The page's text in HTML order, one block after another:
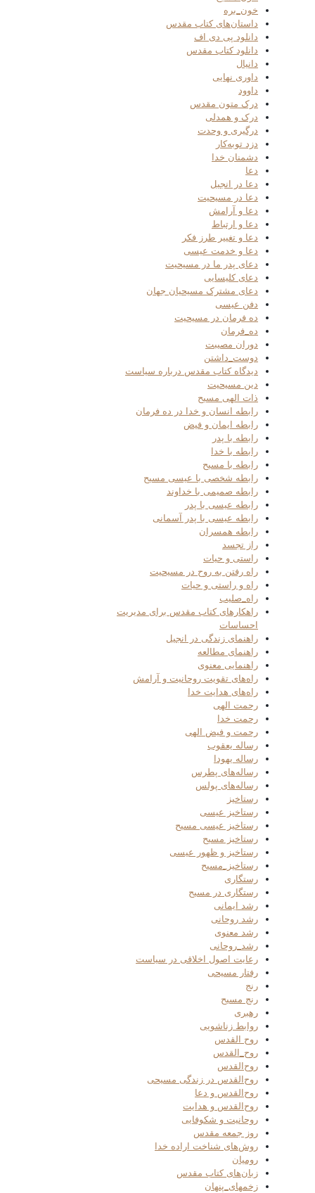
خون_بره
داستان‌های کتاب مقدس
دانلود پی دی اف
دانلود کتاب مقدس
دانیال
داوری نهایی
داوود
درک متون مقدس
درک و همدلی
درگیری و وحدت
دزد توبه‌کار
دشمنان خدا
دعا
دعا در انجیل
دعا در مسیحیت
دعا و آرامش
دعا و ارتباط
دعا و تغییر طرز فکر
دعا و خدمت عیسی
دعای پدر ما در مسیحیت
دعای کلیسایی
دعای مشترک مسیحیان جهان
دفن عیسی
ده فرمان در مسیحیت
ده_فرمان
دوران مصیبت
دوست_داشتن
دیدگاه کتاب مقدس درباره سیاست
دین مسیحیت
ذات الهی مسیح
رابطه انسان و خدا در ده فرمان
رابطه ایمان و فیض
رابطه با پدر
رابطه با خدا
رابطه با مسیح
رابطه شخصی با عیسی مسیح
رابطه صمیمی با خداوند
رابطه عیسی با پدر
رابطه عیسی با پدر آسمانی
رابطه همسران
راز تجسد
راستی و حیات
راه رفتن به روح در مسیحیت
راه و راستی و حیات
راه_صلیب
راهکارهای کتاب مقدس برای مدیریت
احساسات
راهنمای زندگی در انجیل
راهنمای مطالعه
راهنمایی معنوی
راه‌های تقویت روحانیت و آرامش
راه‌های هدایت خدا
رحمت الهی
رحمت خدا
رحمت و فیض الهی
رساله یعقوب
رساله یهودا
رساله‌های پطرس
رساله‌های پولس
رستاخیز
رستاخیز عیسی
رستاخیز عیسی مسیح
رستاخیز مسیح
رستاخیز و ظهور عیسی
رستاخیز_مسیح
رستگاری
رستگاری در مسیح
رشد ایمانی
رشد روحانی
رشد معنوی
رشد_روحانی
رعایت اصول اخلاقی در سیاست
رفتار مسیحی
رنج
رنج مسیح
رهبری
روابط زناشویی
روح القدس
روح_القدس
روح‌القدس
روح‌القدس در زندگی مسیحی
روح‌القدس و دعا
روح‌القدس و هدایت
روحانیت و شکوفایی
روز جمعه مقدس
روش‌های شناخت اراده خدا
رومیان
زبان‌های کتاب مقدس
زخمهای_پنهان